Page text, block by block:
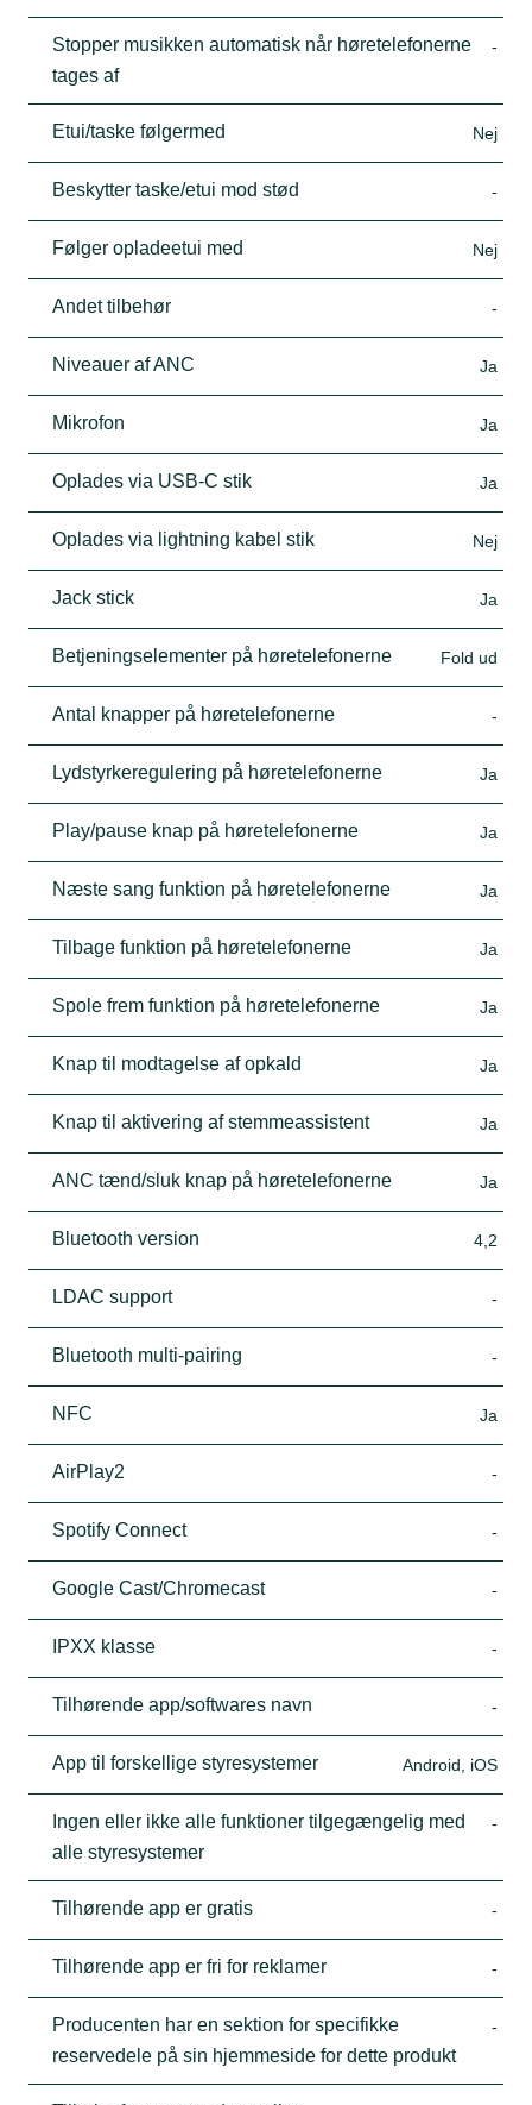
Stopper musikken automatisk når høretelefonerne
tages af
-
Etui/taske følgermed Nej
Beskytter taske/etui mod stød -
Følger opladeetui med Nej
Andet tilbehør -
Niveauer af ANC Ja
Mikrofon Ja
Oplades via USB-C stik Ja
Oplades via lightning kabel stik Nej
Jack stick Ja
Betjeningselementer på høretelefonerne Fold ud
Antal knapper på høretelefonerne -
Lydstyrkeregulering på høretelefonerne Ja
Play/pause knap på høretelefonerne Ja
Næste sang funktion på høretelefonerne Ja
Tilbage funktion på høretelefonerne Ja
Spole frem funktion på høretelefonerne Ja
Knap til modtagelse af opkald Ja
Knap til aktivering af stemmeassistent Ja
ANC tænd/sluk knap på høretelefonerne Ja
Bluetooth version 4,2
LDAC support -
Bluetooth multi-pairing -
NFC Ja
AirPlay2 -
Spotify Connect -
Google Cast/Chromecast -
IPXX klasse -
Tilhørende app/softwares navn -
App til forskellige styresystemer Android, iOS
Ingen eller ikke alle funktioner tilgegængelig med
alle styresystemer
-
Tilhørende app er gratis -
Tilhørende app er fri for reklamer -
Producenten har en sektion for specifikke
reservedele på sin hjemmeside for dette produkt
-